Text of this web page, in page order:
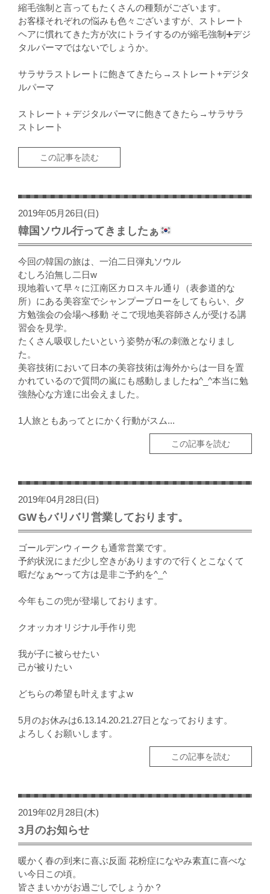
縮毛強制と言ってもたくさんの種類がございます。
お客様それぞれの悩みも色々ございますが、ストレート
ヘアに慣れてきた方が次にトライするのが縮毛強制➕デジ
タルパーマではないでしょうか。
サラサラストレートに飽きてきたら→ストレート+デジタ
ルパーマ
ストレート＋デジタルパーマに飽きてきたら→サラサラ
ストレート
この記事を読む
2019年05月26日(日)
韓国ソウル行ってきましたぁ
今回の韓国の旅は、一泊二日弾丸ソウル
むしろ泊無し二日w
現地着いて早々に江南区カロスキル通り（表参道的な
所）にある美容室でシャンプーブローをしてもらい、夕
方勉強会の会場へ移動 そこで現地美容師さんが受ける講
習会を見学。
たくさん吸収したいという姿勢が私の刺激となりまし
た。
美容技術において日本の美容技術は海外からは一目を置
かれているので質問の嵐にも感動しましたね^_^本当に勉
強熱心な方達に出会えました。
1人旅ともあってとにかく行動がスム...
この記事を読む
2019年04月28日(日)
GWもバリバリ営業しております。
ゴールデンウィークも通常営業です。
予約状況にまだ少し空きがありますので行くとこなくて
暇だなぁ〜って方は是非ご予約を^_^
今年もこの兜が登場しております。
クオッカオリジナル手作り兜
我が子に被らせたい
己が被りたい
どちらの希望も叶えますよw
5月のお休みは6.13.14.20.21.27日となっております。
よろしくお願いします。
この記事を読む
2019年02月28日(木)
3月のお知らせ
暖かく春の到来に喜ぶ反面 花粉症になやみ素直に喜べな
い今日この頃。
皆さまいかがお過ごしでしょうか？